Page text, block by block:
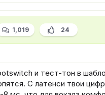
1,019 24
и тест-тон в
С латенси твои